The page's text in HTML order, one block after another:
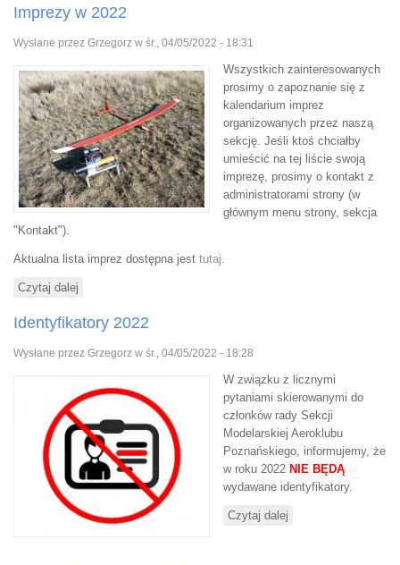
Imprezy w 2022
Wysłane przez Grzegorz w śr., 04/05/2022 - 18:31
Wszystkich zainteresowanych
prosimy o zapoznanie się z
kalendarium imprez
organizowanych przez naszą
sekcję. Jeśli ktoś chciałby
umieścić na tej liście swoją
imprezę, prosimy o kontakt z
administratorami strony (w
głównym menu strony, sekcja
"Kontakt").
Aktualna lista imprez dostępna jest tutaj.
Czytaj dalej
Identyfikatory 2022
Wysłane przez Grzegorz w śr., 04/05/2022 - 18:28
W związku z licznymi
pytaniami skierowanymi do
członków rady Sekcji
Modelarskiej Aeroklubu
Poznańskiego, informujemy, że
w roku 2022 NIE BĘDĄ
wydawane identyfikatory.
Czytaj dalej